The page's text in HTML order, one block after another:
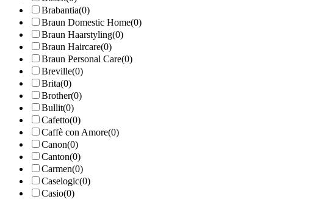
Brabantia(0)
Braun Domestic Home(0)
Braun Haarstyling(0)
Braun Haircare(0)
Braun Personal Care(0)
Breville(0)
Brita(0)
Brother(0)
Bullit(0)
Cafetto(0)
Caffè con Amore(0)
Canon(0)
Canton(0)
Carmen(0)
Caselogic(0)
Casio(0)